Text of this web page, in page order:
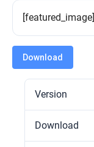
[featured_image]
Download
Version
Download